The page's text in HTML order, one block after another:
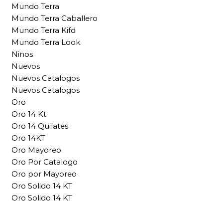
Mundo Terra
Mundo Terra Caballero
Mundo Terra Kifd
Mundo Terra Look
Ninos
Nuevos
Nuevos Catalogos
Nuevos Catalogos
Oro
Oro 14 Kt
Oro 14 Quilates
Oro 14KT
Oro Mayoreo
Oro Por Catalogo
Oro por Mayoreo
Oro Solido 14 KT
Oro Solido 14 KT